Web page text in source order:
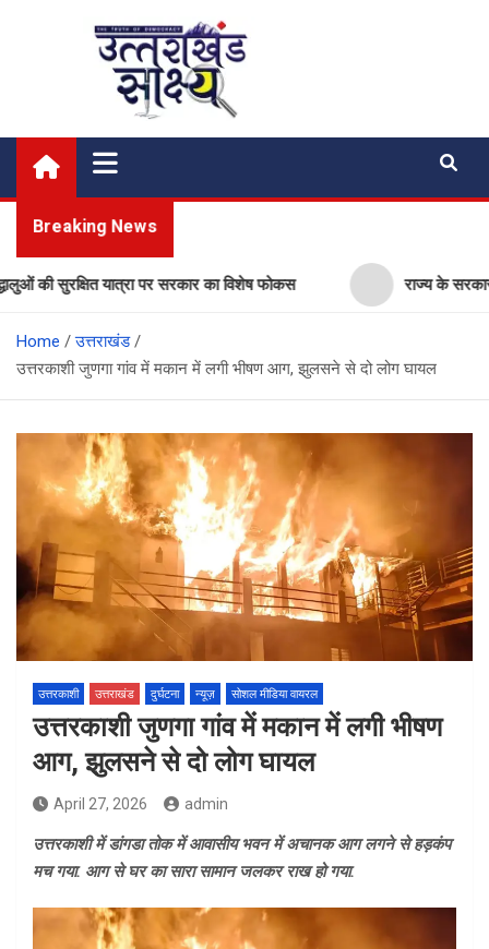
Uttarakhand Shakshya
My News Portal
Breaking News
यात्रा पर सरकार का विशेष फोकस राज्य के सरकारी स्कूलों
Home
उत्तराखंड
उत्तरकाशी जुणगा गांव में मकान में लगी भीषण आग, झुलसने से दो लोग घायल
उत्तरकाशी उत्तराखंड दुर्घटना न्यूज़ सोशल मीडिया वायरल
उत्तरकाशी जुणगा गांव में मकान में लगी भीषण
आग, झुलसने से दो लोग घायल
April 27, 2026 admin
उत्तरकाशी में डांगडा तोक में आवासीय भवन में अचानक आग लगने से हड़कंप
मच गया. आग से घर का सारा सामान जलकर राख हो गया.